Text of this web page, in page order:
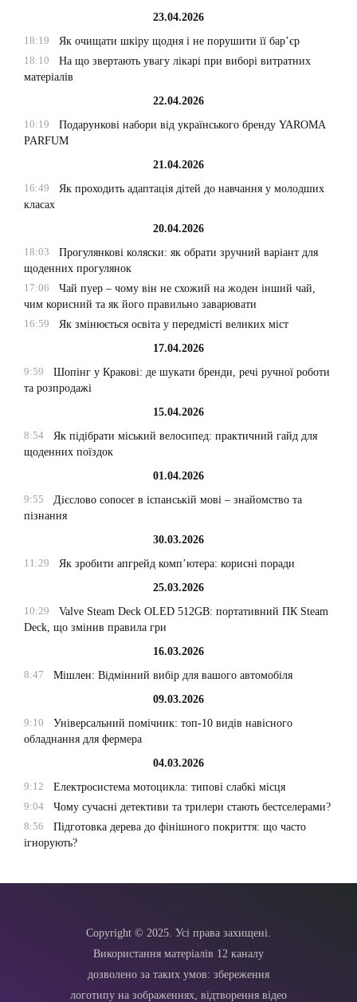
23.04.2026
18:19
Як очищати шкіру щодня і не порушити її бар’єр
18:10
На що звертають увагу лікарі при виборі витратних
матеріалів
22.04.2026
10:19
Подарункові набори від українського бренду YAROMA
PARFUM
21.04.2026
16:49
Як проходить адаптація дітей до навчання у молодших
класах
20.04.2026
18:03
Прогулянкові коляски: як обрати зручний варіант для
щоденних прогулянок
17:06
Чай пуер – чому він не схожий на жоден інший чай,
чим корисний та як його правильно заварювати
16:59
Як змінюється освіта у передмісті великих міст
17.04.2026
9:59
Шопінг у Кракові: де шукати бренди, речі ручної роботи
та розпродажі
15.04.2026
8:54
Як підібрати міський велосипед: практичний гайд для
щоденних поїздок
01.04.2026
9:55
Дієслово conocer в іспанській мові – знайомство та
пізнання
30.03.2026
11:29
Як зробити апгрейд комп’ютера: корисні поради
25.03.2026
10:29
Valve Steam Deck OLED 512GB: портативний ПК Steam
Deck, що змінив правила гри
16.03.2026
8:47
Мішлен: Відмінний вибір для вашого автомобіля
09.03.2026
9:10
Універсальний помічник: топ-10 видів навісного
обладнання для фермера
04.03.2026
9:12
Електросистема мотоцикла: типові слабкі місця
9:04
Чому сучасні детективи та трилери стають бестселерами?
8:56
Підготовка дерева до фінішного покриття: що часто
ігнорують?
Copyright © 2025. Усі права захищені.
Використання матеріалів 12 каналу
дозволено за таких умов: збереження
логотипу на зображеннях, відтворення відео